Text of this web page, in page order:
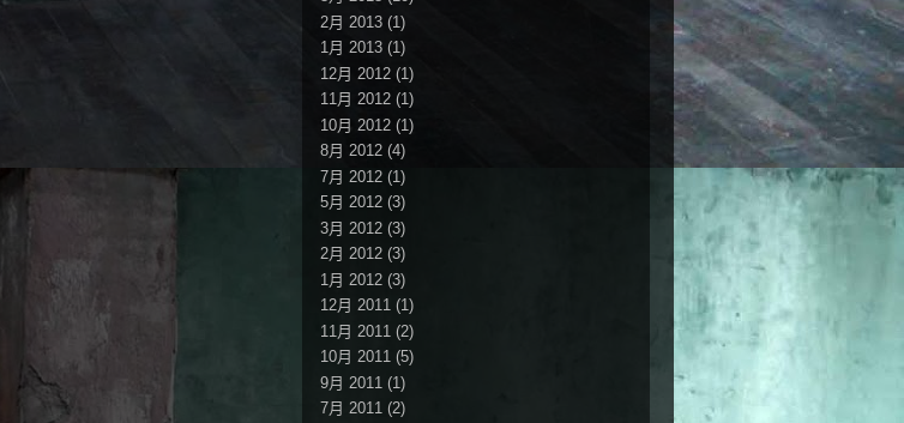
2月 2013 (1)
1月 2013 (1)
12月 2012 (1)
11月 2012 (1)
10月 2012 (1)
8月 2012 (4)
7月 2012 (1)
5月 2012 (3)
3月 2012 (3)
2月 2012 (3)
1月 2012 (3)
12月 2011 (1)
11月 2011 (2)
10月 2011 (5)
9月 2011 (1)
7月 2011 (2)